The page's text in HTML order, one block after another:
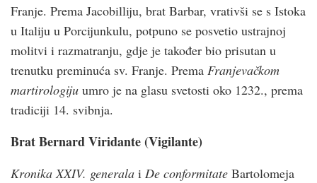
Franje. Prema Jacobilliju, brat Barbar, vrativši se s Istoka
u Italiju u Porcijunkulu, potpuno se posvetio ustrajnoj
molitvi i razmatranju, gdje je također bio prisutan u
trenutku preminuća sv. Franje. Prema Franjevačkom
martirologiju umro je na glasu svetosti oko 1232., prema
tradiciji 14. svibnja.
Brat Bernard Viridante (Vigilante)
Kronika XXIV. generala i De conformitate Bartolomeja